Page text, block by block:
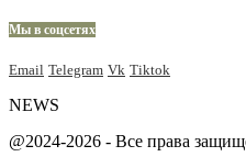
Мы в соцсетях
Email Telegram Vk Tiktok
NEWS
@2024-2026 - Все права